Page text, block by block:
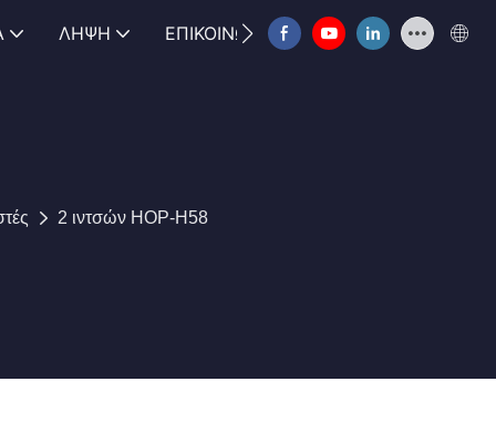
ΛΉΨΗ ΕΠΙΚΟΙΝΩΝΉΣΤΕ ΜΑΖΊ ΜΑΣ FAQ
2 ιντσών HOP-H58